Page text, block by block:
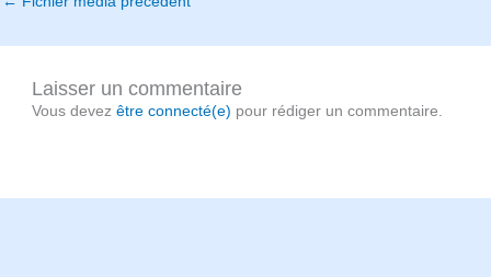
Laisser un commentaire
Vous devezêtre connecté(e) pour rédiger un commentaire.